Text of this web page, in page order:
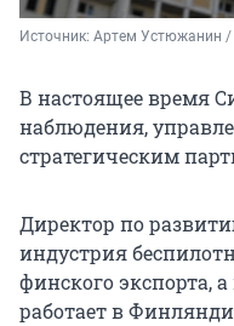
Источник: Артем Устюжанин /
В настоящее время
наблюдения,
стратегическим
Директор по
индустрия
финского экспорта,
работает в